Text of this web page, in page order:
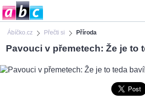
Ábíčko.cz Přečti si Příroda
Pavouci v přemetech: Že je to